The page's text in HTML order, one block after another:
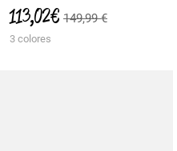
113,02 € 149,99 €
3 colores